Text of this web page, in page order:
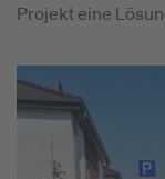
Projekt eine